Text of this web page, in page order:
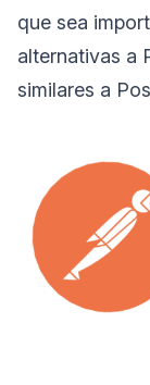
que sea
alternativas a
similares a